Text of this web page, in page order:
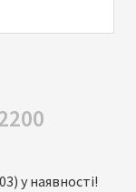
у наявності!